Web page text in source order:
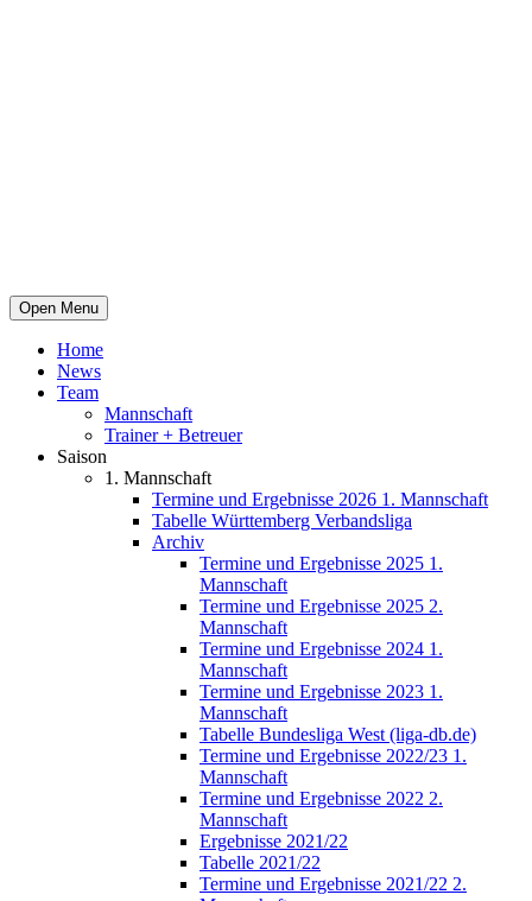
Open Menu
Home
News
Team
Mannschaft
Trainer + Betreuer
Saison
1. Mannschaft
Termine und Ergebnisse 2026 1. Mannschaft
Tabelle Württemberg Verbandsliga
Archiv
Termine und Ergebnisse 2025 1.
Mannschaft
Termine und Ergebnisse 2025 2.
Mannschaft
Termine und Ergebnisse 2024 1.
Mannschaft
Termine und Ergebnisse 2023 1.
Mannschaft
Tabelle Bundesliga West (liga-db.de)
Termine und Ergebnisse 2022/23 1.
Mannschaft
Termine und Ergebnisse 2022 2.
Mannschaft
Ergebnisse 2021/22
Tabelle 2021/22
Termine und Ergebnisse 2021/22 2.